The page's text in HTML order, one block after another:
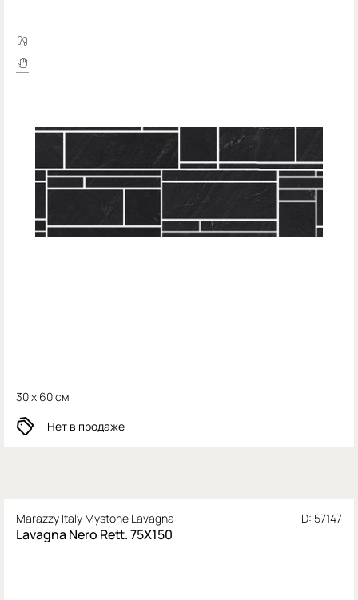
30 x 60 см
Нет в продаже
Marazzy Italy Mystone Lavagna ID: 57147
Lavagna Nero Rett. 75X150